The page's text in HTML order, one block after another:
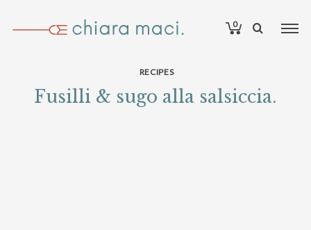
0
RECIPES
Fusilli & sugo alla salsiccia.